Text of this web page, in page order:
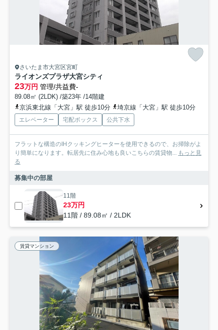
さいたま市大宮区宮町
ライオンズプラザ大宮シティ
23万円 管理/共益費-
89.08㎡ (2LDK) /築23年 /14階建
京浜東北線「大宮」駅 徒歩10分
埼京線「大宮」駅 徒歩10分
エレベーター 宅配ボックス 公共下水
フラットな構造のIHクッキングヒーターを使用できるので、お掃除がよ
り簡単になります。転居先に住み心地も良いこちらの賃貸物... もっと見
る
募集中の部屋
11階
23万円
11階 / 89.08㎡ / 2LDK
賃貸マンション